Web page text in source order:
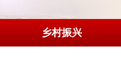
乡村振兴